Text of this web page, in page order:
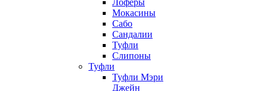
Лоферы
Мокасины
Сабо
Сандалии
Туфли
Слипоны
Туфли
Туфли Мэри
Джейн